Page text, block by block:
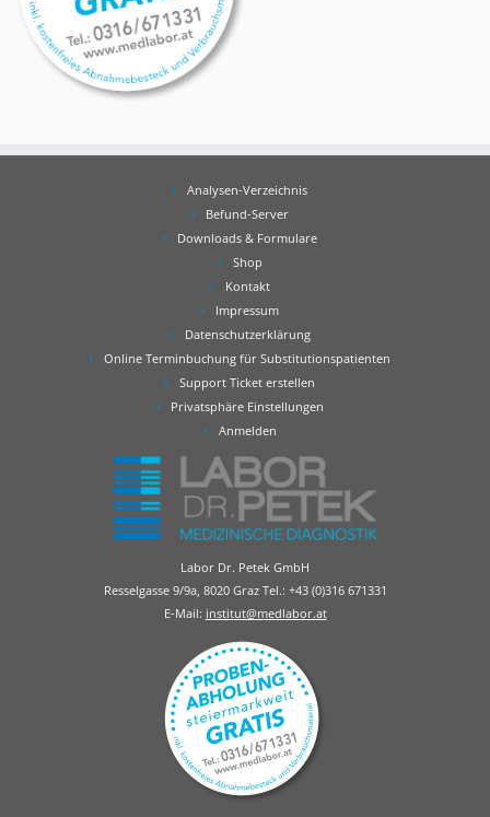
Analysen-Verzeichnis
Befund-Server
Downloads & Formulare
Shop
Kontakt
Impressum
Datenschutzerklärung
Online Terminbuchung für Substitutionspatienten
Support Ticket erstellen
Privatsphäre Einstellungen
Anmelden
Labor Dr. Petek GmbH
Resselgasse 9/9a, 8020 Graz Tel.: +43 (0)316 671331
E-Mail: institut@medlabor.at